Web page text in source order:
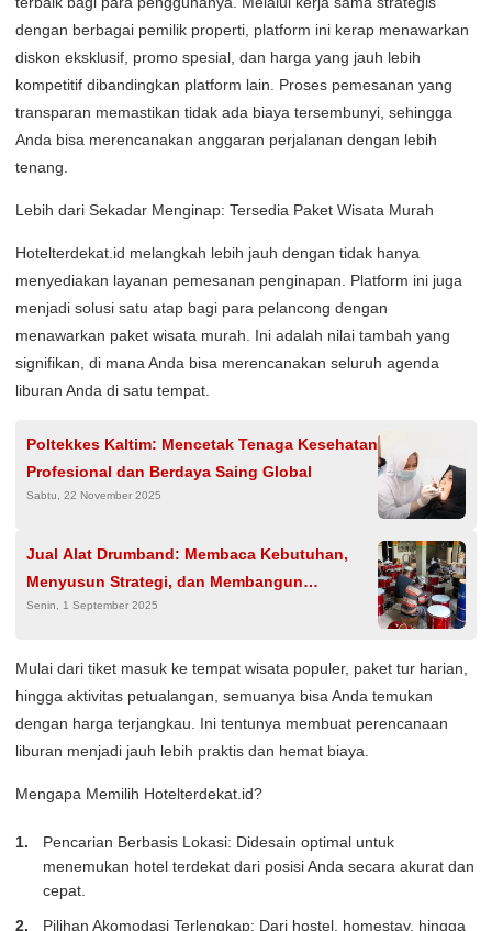
dengan berbagai pemilik properti, platform ini kerap menawarkan
diskon eksklusif, promo spesial, dan harga yang jauh lebih
kompetitif dibandingkan platform lain. Proses pemesanan yang
transparan memastikan tidak ada biaya tersembunyi, sehingga
Anda bisa merencanakan anggaran perjalanan dengan lebih
tenang.
Lebih dari Sekadar Menginap: Tersedia Paket Wisata Murah
Hotelterdekat.id melangkah lebih jauh dengan tidak hanya
menyediakan layanan pemesanan penginapan. Platform ini juga
menjadi solusi satu atap bagi para pelancong dengan
menawarkan paket wisata murah. Ini adalah nilai tambah yang
signifikan, di mana Anda bisa merencanakan seluruh agenda
liburan Anda di satu tempat.
Poltekkes Kaltim: Mencetak Tenaga Kesehatan
Profesional dan Berdaya Saing Global
Sabtu, 22 November 2025
Jual Alat Drumband: Membaca Kebutuhan,
Menyusun Strategi, dan Membangun
Keberlanjutan
Senin, 1 September 2025
Mulai dari tiket masuk ke tempat wisata populer, paket tur harian,
hingga aktivitas petualangan, semuanya bisa Anda temukan
dengan harga terjangkau. Ini tentunya membuat perencanaan
liburan menjadi jauh lebih praktis dan hemat biaya.
Mengapa Memilih Hotelterdekat.id?
Pencarian Berbasis Lokasi: Didesain optimal untuk
menemukan hotel terdekat dari posisi Anda secara akurat dan
cepat.
Pilihan Akomodasi Terlengkap: Dari hostel, homestay, hingga